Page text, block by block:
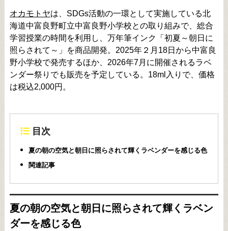
オカモトヤは、SDGs活動の一環として実施している北
海道中富良野町立中富良野小学校との取り組みで、総合
学習授業の時間を利用し、万年筆インク「初夏～朝日に
照らされて～」を商品開発。2025年２月18日から中富良
野小学校で発売するほか、2026年7月に開催されるラベ
ンダー祭りでも販売を予定している。18ml入りで、価格
は税込2,000円。
目次
夏の朝の空気と朝日に照らされて輝くラベンダーを感じる色
関連記事
夏の朝の空気と朝日に照らされて輝くラベン
ダーを感じる色